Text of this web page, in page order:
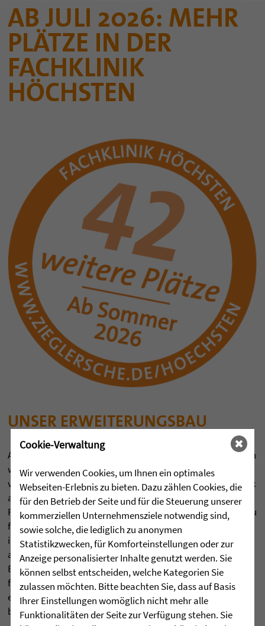
AB JULI 2026: MEHR
PLÄTZE IN DER
FACHKLINIK
HÖCHSTEN
UNSER ERWEITERUNGSBAU
Auf dem weitläufigen Gelände der Fachklinik Höchsten ist ein
weiterer Wohnturm entstanden. Ein separater
viergeschossiger Trakt wurde direkt an die bestehende Klinik
angebaut. Damit bietet die Klinik künftig 42 zusätzliche
Rehabilitationsplätze. Im Juli 2026 wird der Erweiterungsbau
feierlich eingeweiht. Unsere Klinik verfügt dann über
insgesamt 128 Rehabilitationsplätze für
abhängigkeitskranke Frauen aus dem gesamten
Bundesgebiet, die dort für sich einen Weg aus ihrer Sucht
finden können. Mit den neuen Plätzen wird die Wartezeit auf
ein Minimum verkürzt: Eine gute Chance, einen der
begehrten Therapieplätze zu bekommen!
Cookie-Verwaltung
Wir verwenden Cookies, um Ihnen ein optimales
Webseiten-Erlebnis zu bieten. Dazu zählen Cookies, die
für den Betrieb der Seite und für die Steuerung unserer
kommerziellen Unternehmensziele notwendig sind,
sowie solche, die lediglich zu anonymen
Statistikzwecken, für Komforteinstellungen oder zur
Anzeige personalisierter Inhalte genutzt werden. Sie
können selbst entscheiden, welche Kategorien Sie
zulassen möchten. Bitte beachten Sie, dass auf Basis
Ihrer Einstellungen womöglich nicht mehr alle
Funktionalitäten der Seite zur Verfügung stehen. Sie